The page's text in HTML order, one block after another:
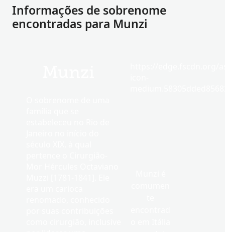
Informações de sobrenome
encontradas para Munzi